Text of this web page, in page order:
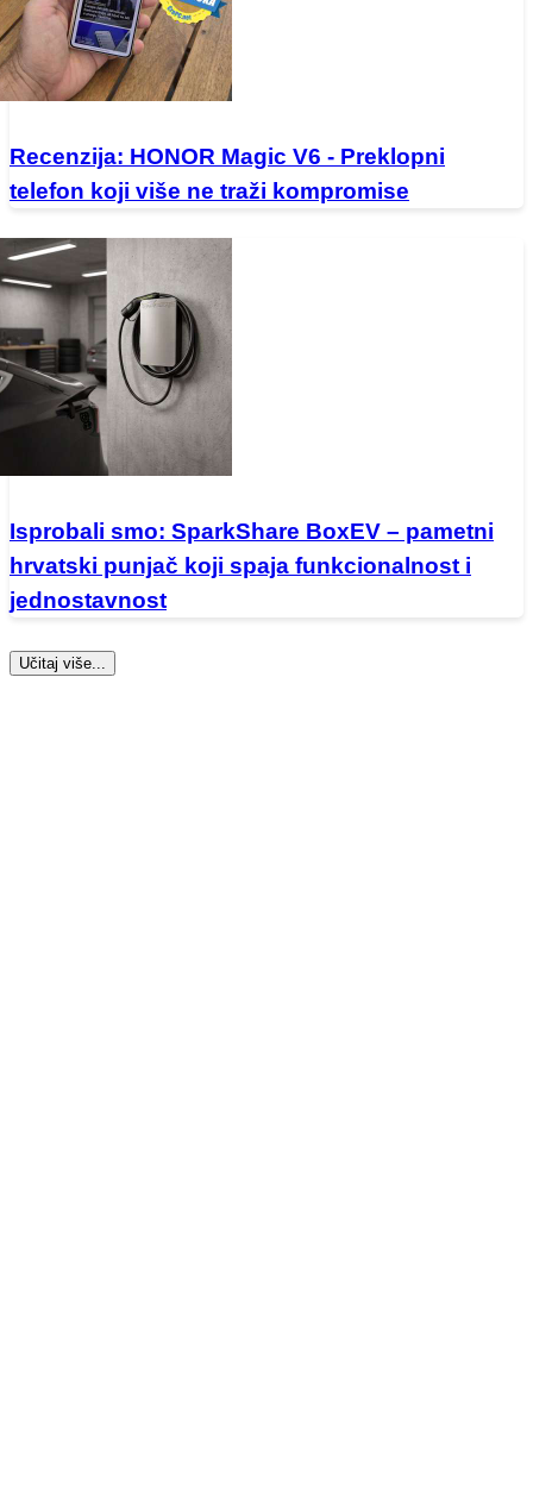
Recenzija: HONOR Magic V6 - Preklopni
telefon koji više ne traži kompromise
Isprobali smo: SparkShare BoxEV – pametni
hrvatski punjač koji spaja funkcionalnost i
jednostavnost
Učitaj više...